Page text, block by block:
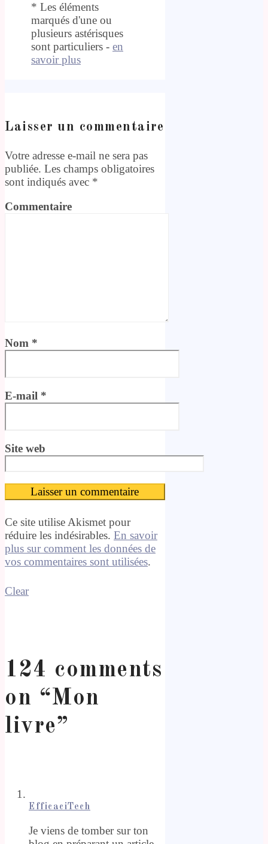
* Les éléments
marqués d'une ou
plusieurs astérisques
sont particuliers - en
savoir plus
Laisser un commentaire
Votre adresse e-mail ne sera pas
publiée. Les champs obligatoires
sont indiqués avec *
Commentaire
Nom *
E-mail *
Site web
Ce site utilise Akismet pour
réduire les indésirables. En savoir
plus sur comment les données de
vos commentaires sont utilisées.
Clear
124 comments
on “Mon
livre”
EfficaciTech
Je viens de tomber sur ton